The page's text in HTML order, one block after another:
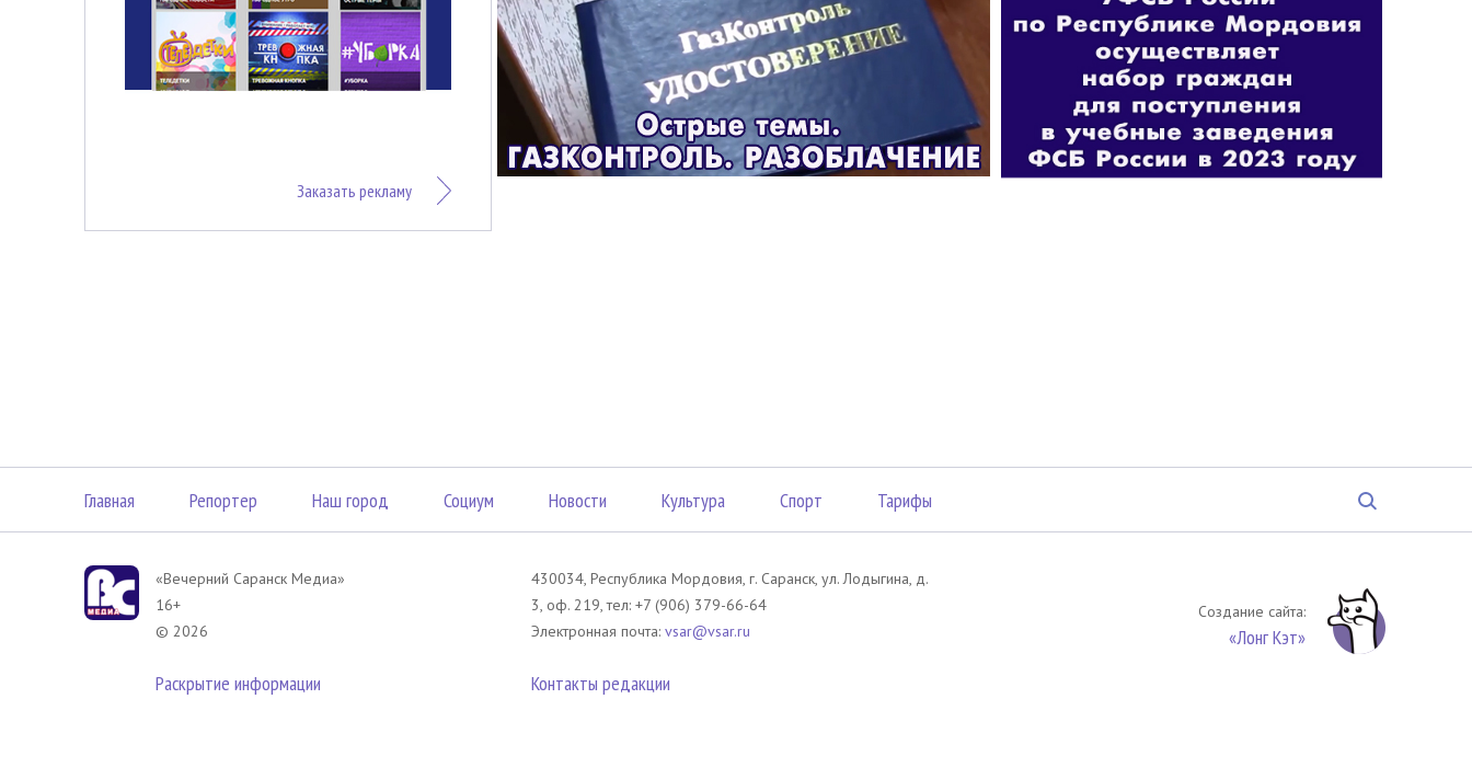
Заказать рекламу
Главная Репортер Наш город Социум Новости Культура Спорт Тарифы
«Вечерний Саранск Mедиа»
16+
© 2026
Раскрытие информации
430034, Республика Мордовия, г. Саранск, ул. Лодыгина, д.
3, оф. 219, тел: +7 (906) 379-66-64
Электронная почта: vsar@vsar.ru
Контакты редакции
Создание сайта:
«Лонг Кэт»